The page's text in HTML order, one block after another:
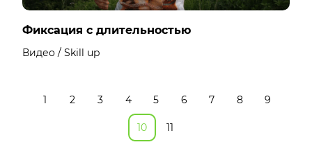
Фиксация с длительностью
Видео / Skill up
1 2 3 4 5 6 7 8 9
10 11